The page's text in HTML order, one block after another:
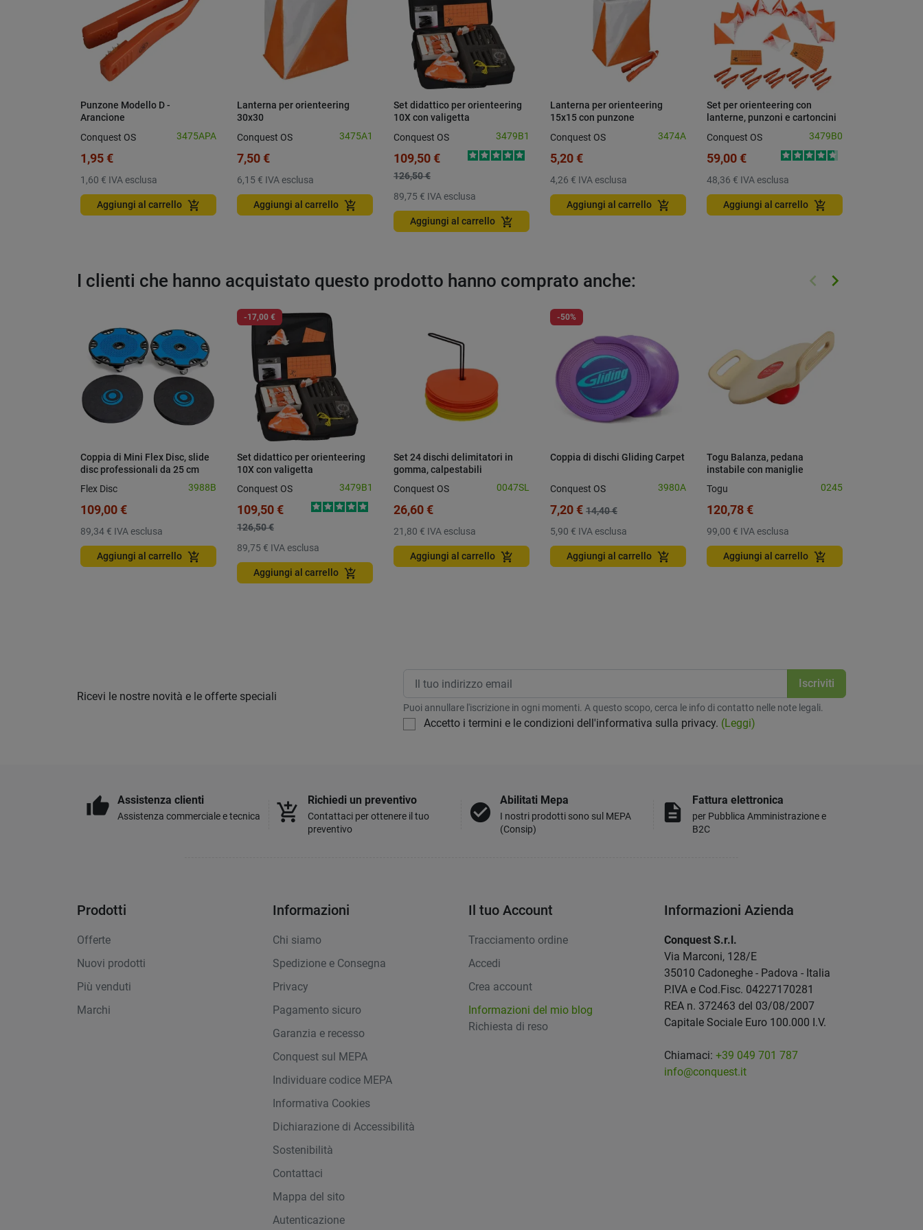
Punzone Modello D -
Arancione
Conquest OS 3475APA
1,95 €
1,60 € IVA esclusa
Aggiungi al carrello add_shopping_cart
Lanterna per orienteering
30x30
Conquest OS 3475A1
7,50 €
6,15 € IVA esclusa
Aggiungi al carrello add_shopping_cart
Set didattico per orienteering
10X con valigetta
Conquest OS 3479B1
109,50 €
126,50 €
89,75 € IVA esclusa
Aggiungi al carrello add_shopping_cart
Lanterna per orienteering
15x15 con punzone
Conquest OS 3474A
5,20 €
4,26 € IVA esclusa
Aggiungi al carrello add_shopping_cart
Set per orienteering con
lanterne, punzoni e cartoncini
Conquest OS 3479B0
59,00 €
48,36 € IVA esclusa
Aggiungi al carrello add_shopping_cart
I clienti che hanno acquistato questo prodotto hanno comprato anche: Precedente
keyboard_arrow_left Successivo
keyboard_arrow_right
Coppia di Mini Flex Disc, slide
disc professionali da 25 cm
Flex Disc 3988B
109,00 €
89,34 € IVA esclusa
Aggiungi al carrello add_shopping_cart
-17,00 €
Set didattico per orienteering
10X con valigetta
Conquest OS 3479B1
109,50 €
126,50 €
89,75 € IVA esclusa
Aggiungi al carrello add_shopping_cart
Set 24 dischi delimitatori in
gomma, calpestabili
Conquest OS 0047SL
26,60 €
21,80 € IVA esclusa
Aggiungi al carrello add_shopping_cart
-50%
Coppia di dischi Gliding Carpet
Conquest OS 3980A
7,20 € 14,40 €
5,90 € IVA esclusa
Aggiungi al carrello add_shopping_cart
Togu Balanza, pedana
instabile con maniglie
Togu 0245
120,78 €
99,00 € IVA esclusa
Aggiungi al carrello add_shopping_cart
Ricevi le nostre novità e le offerte speciali
Puoi annullare l'iscrizione in ogni momenti. A questo scopo, cerca le info di contatto nelle note legali.
Accetto i termini e le condizioni dell'informativa sulla privacy. (Leggi)
thumb_up Assistenza clienti
Assistenza commerciale e tecnica add_shopping_cart
Richiedi un preventivo
Contattaci per ottenere il tuo
preventivo
check_circle
Abilitati Mepa
I nostri prodotti sono sul MEPA
(Consip)
description
Fattura elettronica
per Pubblica Amministrazione e
B2C
Prodotti
Offerte
Nuovi prodotti
Più venduti
Marchi
Informazioni
Chi siamo
Spedizione e Consegna
Privacy
Pagamento sicuro
Garanzia e recesso
Conquest sul MEPA
Individuare codice MEPA
Informativa Cookies
Dichiarazione di Accessibilità
Sostenibilità
Contattaci
Mappa del sito
Autenticazione
Il tuo Account
Tracciamento ordine
Accedi
Crea account
Informazioni del mio blog
Richiesta di reso
Informazioni Azienda
Conquest S.r.l.
Via Marconi, 128/E
35010 Cadoneghe - Padova - Italia
P.IVA e Cod.Fisc. 04227170281
REA n. 372463 del 03/08/2007
Capitale Sociale Euro 100.000 I.V.
Chiamaci: +39 049 701 787
info@conquest.it